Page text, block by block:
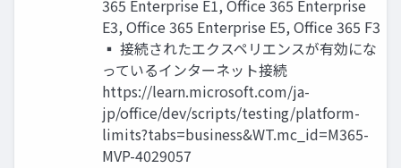
365 Enterprise E1, Office 365 Enterprise
E3, Office 365 Enterprise E5, Office 365 F3
▪ 接続されたエクスペリエンスが有効にな
っているインターネット接続
https://learn.microsoft.com/ja-
jp/office/dev/scripts/testing/platform-
limits?tabs=business&WT.mc_id=M365-
MVP-4029057